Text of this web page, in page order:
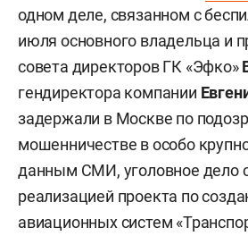
одном деле, связанном с
июля основного владельца и
совета директоров ГК «Эфко»
гендиректора компании
задержали в Москве по
мошенничестве в особо
данным СМИ, уголовное дело
реализацией проекта по
авиационных систем